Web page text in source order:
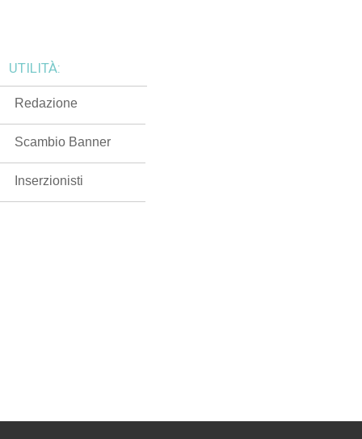
UTILITÀ:
Redazione
Scambio Banner
Inserzionisti